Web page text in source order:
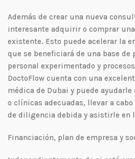
Además de crear una nueva
interesante adquirir o comprar
existente. Esto puede acelerar la
que se beneficiará de una base de
personal experimentado y
DoctoFlow cuenta con una
médica de Dubai y puede
o clínicas adecuadas, llevar a
de diligencia debida y asistirle en
Financiación, plan de empresa y